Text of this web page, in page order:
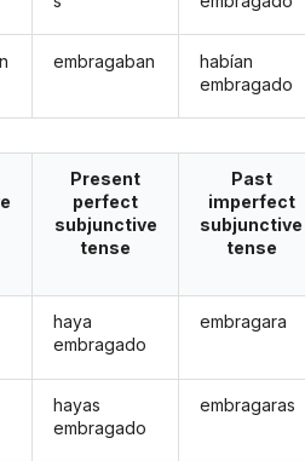
embragaban
habían
embragado
Present
perfect
subjunctive
tense
haya
embragado
hayas
embragado
Past
imperfect
subjunctive
tense
embragara
embragaras